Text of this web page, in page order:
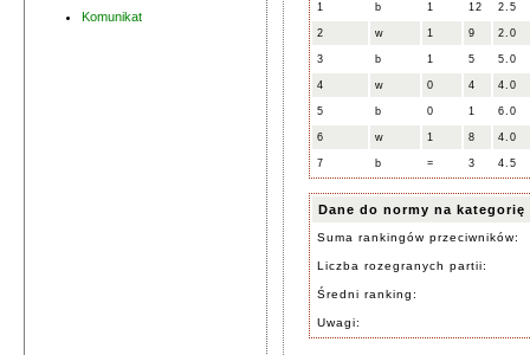
Komunikat
1 b 1 12 2.5
2 w 1 9 2.0
3 b 1 5 5.0
4 w 0 4 4.0
5 b 0 1 6.0
6 w 1 8 4.0
7 b = 3 4.5
Dane do normy na kategorię
Suma rankingów przeciwników:
Liczba rozegranych partii:
Średni ranking:
Uwagi: